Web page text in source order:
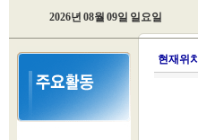
2026년 08월 09일 일요일
현재위치